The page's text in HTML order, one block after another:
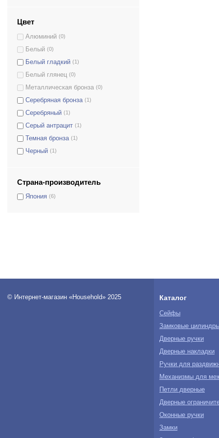
Цвет
Алюминий (0)
Белый (0)
Белый гладкий (1)
Белый глянец (0)
Металлическая бронза (0)
Серебряная бронза (1)
Серебряный (1)
Серый антрацит (1)
Темная бронза (1)
Черный (1)
Страна-производитель
Япония (6)
© Интернет-магазин «Household» 2025 Каталог
Сейфы
Замковые
Дверные ручки
Дверные накладки
Ручки для
Механизмы для
Петли дверные
Дверные
Оконные ручки
Замки